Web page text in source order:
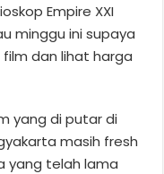
Empire XXI
minggu ini supaya
dan lihat harga
yang di putar di
masih fresh
yang telah lama